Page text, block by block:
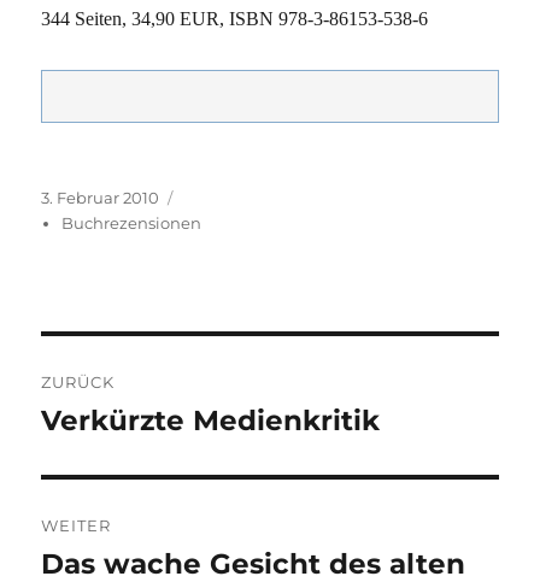
344 Seiten, 34,90 EUR, ISBN 978-3-86153-538-6
Veröffentlicht
am
3. Februar 2010
Buchrezensionen
ZURÜCK
Vorheriger
Verkürzte Medienkritik
WEITER
Nächster
Das wache Gesicht des alten